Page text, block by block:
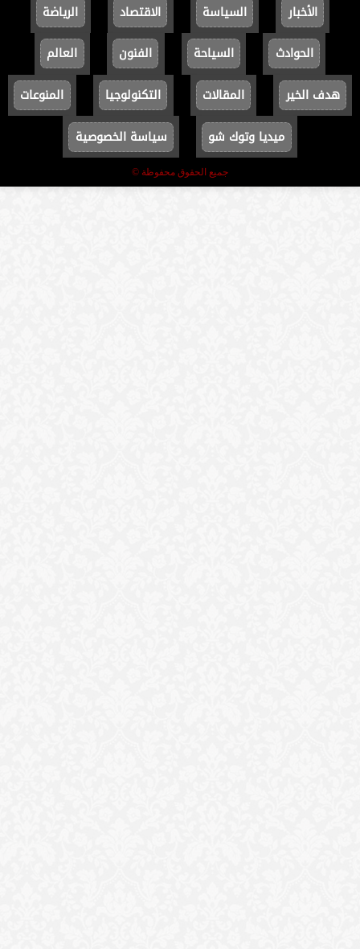
الأخبار السياسة الاقتصاد
الرياضة
الحوادث
السياحة الفنون
العالم
هدف الخير
المقالات التكنولوجيا
المنوعات
ميديا وتوك شو
سياسة الخصوصية
جميع الحقوق محفوظة ©